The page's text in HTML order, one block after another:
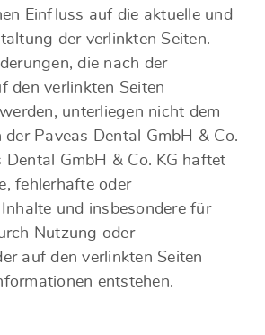
Einfluss auf die aktuelle und
der verlinkten Seiten.
die nach der
den verlinkten Seiten
unterliegen nicht dem
der Paveas Dental GmbH & Co.
Dental GmbH & Co. KG haftet
fehlerhafte oder
und insbesondere für
Nutzung oder
auf den verlinkten Seiten
entstehen.